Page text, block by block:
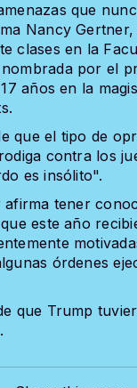
que
Nancy
clases en la
por el
años en la
que el tipo de
contra los
es insólito".
afirma tener
este año
órdenes
que Trump